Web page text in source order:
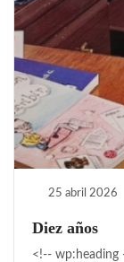
25 abril 2026
Diez años
<!-- wp:heading